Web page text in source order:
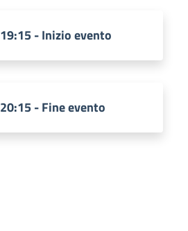
19:15 - Inizio evento
20:15 - Fine evento